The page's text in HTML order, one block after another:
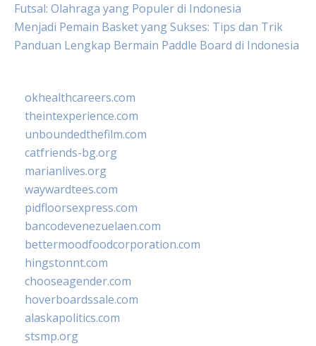
Futsal: Olahraga yang Populer di Indonesia
Menjadi Pemain Basket yang Sukses: Tips dan Trik
Panduan Lengkap Bermain Paddle Board di Indonesia
okhealthcareers.com
theintexperience.com
unboundedthefilm.com
catfriends-bg.org
marianlives.org
waywardtees.com
pidfloorsexpress.com
bancodevenezuelaen.com
bettermoodfoodcorporation.com
hingstonnt.com
chooseagender.com
hoverboardssale.com
alaskapolitics.com
stsmp.org